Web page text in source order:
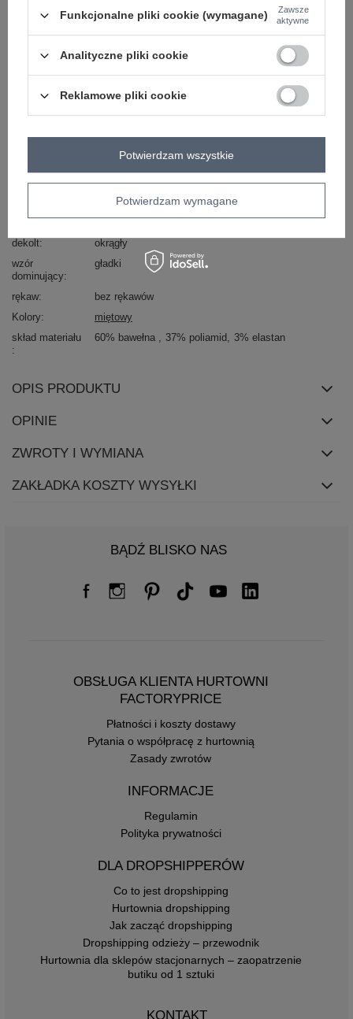
czerwony
ZALOGUJ SIĘ I ZOBACZ CENĘ
Masz pytanie? Chętnie pomożemy.
+48 601 547 740 Zadaj pytanie
AI-TP-6014.15P
Marka
MODALINDA FASHION
dekolt
okrągły
wzór
dominujący
gładki
rękaw
bez rękawów
Kolory
miętowy
skład materiału
60% bawełna 37% poliamid 3% elastan
OPIS PRODUKTU
OPINIE
ZWROTY I WYMIANA
ZAKŁADKA KOSZTY WYSYŁKI
BĄDŹ BLISKO NAS
OBSŁUGA KLIENTA HURTOWNI
FACTORYPRICE
Płatności i koszty dostawy
Pytania o współpracę z hurtownią
Zasady zwrotów
INFORMACJE
Regulamin
Polityka prywatności
DLA DROPSHIPPERÓW
Co to jest dropshipping
Hurtownia dropshipping
Jak zacząć dropshipping
Dropshipping odzieży – przewodnik
Hurtownia dla sklepów stacjonarnych – zaopatrzenie
butiku od 1 sztuki
KONTAKT
Funkcjonalne pliki cookie (wymagane)
Zawsze
aktywne
Analityczne pliki cookie
Reklamowe pliki cookie
Potwierdzam wymagane
Potwierdzam wszystkie